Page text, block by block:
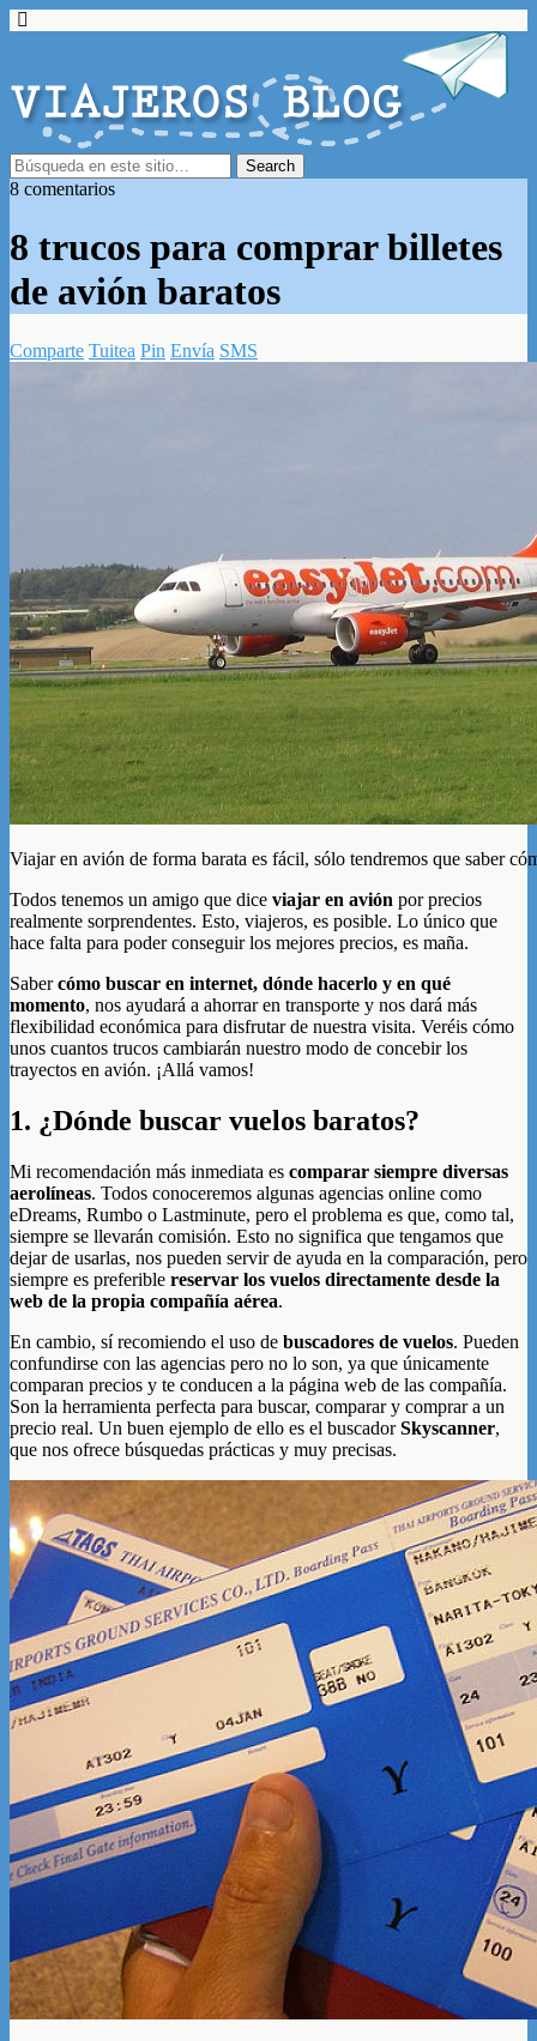
8 comentarios
8 trucos para comprar billetes
de avión baratos
Comparte Tuitea Pin Envía SMS
Viajar en avión de forma barata es fácil, sólo tendremos que saber
Todos tenemos un amigo que dice viajar en avión por precios
realmente sorprendentes. Esto, viajeros, es posible. Lo único que
hace falta para poder conseguir los mejores precios, es maña.
Sabercómo buscar en internet, dónde hacerlo y en qué
momento, nos ayudará a ahorrar en transporte y nos dará más
flexibilidad económica para disfrutar de nuestra visita. Veréis cómo
unos cuantos trucos cambiarán nuestro modo de concebir los
trayectos en avión. ¡Allá vamos!
1. ¿Dónde buscar vuelos baratos?
Mi recomendación más inmediata es comparar siempre diversas
aerolíneas. Todos conoceremos algunas agencias online como
eDreams, Rumbo o Lastminute, pero el problema es que, como tal,
siempre se llevarán comisión. Esto no significa que tengamos que
dejar de usarlas, nos pueden servir de ayuda en la comparación, pero
siempre es preferible reservar los vuelos directamente desde la
web de la propia compañía aérea.
En cambio, sí recomiendo el uso de buscadores de vuelos. Pueden
confundirse con las agencias pero no lo son, ya que únicamente
comparan precios y te conducen a la página web de las compañía.
Son la herramienta perfecta para buscar, comparar y comprar a un
precio real. Un buen ejemplo de ello es el buscadorSkyscanner,
que nos ofrece búsquedas prácticas y muy precisas.